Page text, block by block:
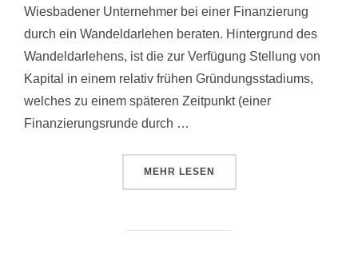
Wiesbadener Unternehmer bei einer Finanzierung
durch ein Wandeldarlehen beraten. Hintergrund des
Wandeldarlehens, ist die zur Verfügung Stellung von
Kapital in einem relativ frühen Gründungsstadiums,
welches zu einem späteren Zeitpunkt (einer
Finanzierungsrunde durch …
MEHR LESEN